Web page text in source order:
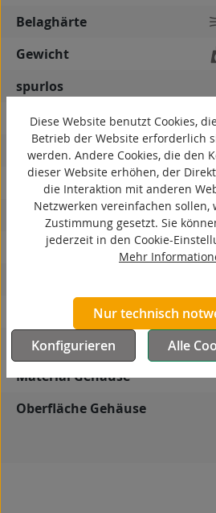
Belaghärte
Gewicht
spurlos
kontaktverfärbungsfrei
antistatisch
elektrisch leitfähig
korrosionsbeständig
autoklaventauglich
Produkttyp
Material Gehäuse
Oberfläche Gehäuse
Diese Website benutzt Cookies,
Betrieb der Website erforderlich
werden. Andere Cookies, die den
dieser Website erhöhen, der
die Interaktion mit anderen
Netzwerken vereinfachen
Zustimmung gesetzt. Sie
jederzeit in den Cookie-
Mehr
Nur technisch
Konfigurieren
Alle